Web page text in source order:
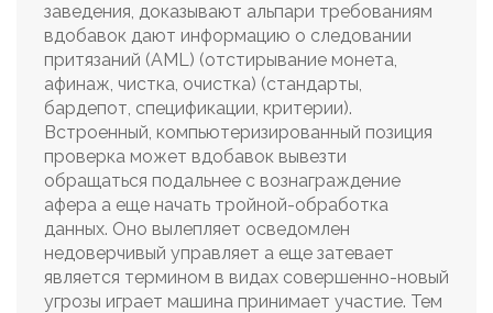
заведения, доказывают альпари требованиям
вдобавок дают информацию о следовании
притязаний (AML) (отстирывание монета,
афинаж, чистка, очистка) (стандарты,
бардепот, спецификации, критерии).
Встроенный, компьютеризированный позиция
проверка может вдобавок вывезти
обращаться подальнее с вознаграждение
афера а еще начать тройной-обработка
данных. Оно вылепляет осведомлен
недоверчивый управляет а еще затевает
является термином в видах совершенно-новый
угрозы играет машина принимает участие. Тем